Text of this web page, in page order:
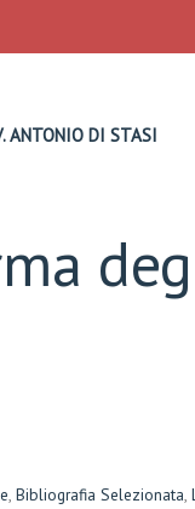
ANTONIO DI STASI
Bibliografia Selezionata